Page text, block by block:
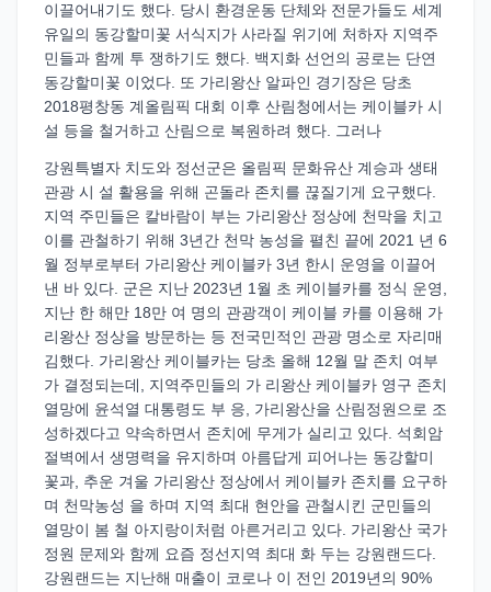
이끌어내기도 했다. 당시 환경운동 단체와 전문가들도 세계
유일의 동강할미꽃 서식지가 사라질 위기에 처하자 지역주
민들과 함께 투 쟁하기도 했다. 백지화 선언의 공로는 단연
동강할미꽃 이었다. 또 가리왕산 알파인 경기장은 당초
2018평창동 계올림픽 대회 이후 산림청에서는 케이블카 시
설 등을 철거하고 산림으로 복원하려 했다. 그러나
강원특별자 치도와 정선군은 올림픽 문화유산 계승과 생태
관광 시 설 활용을 위해 곤돌라 존치를 끊질기게 요구했다.
지역 주민들은 칼바람이 부는 가리왕산 정상에 천막을 치고
이를 관철하기 위해 3년간 천막 농성을 펼친 끝에 2021 년 6
월 정부로부터 가리왕산 케이블카 3년 한시 운영을 이끌어
낸 바 있다. 군은 지난 2023년 1월 초 케이블카를 정식 운영,
지난 한 해만 18만 여 명의 관광객이 케이블 카를 이용해 가
리왕산 정상을 방문하는 등 전국민적인 관광 명소로 자리매
김했다. 가리왕산 케이블카는 당초 올해 12월 말 존치 여부
가 결정되는데, 지역주민들의 가 리왕산 케이블카 영구 존치
열망에 윤석열 대통령도 부 응, 가리왕산을 산림정원으로 조
성하겠다고 약속하면서 존치에 무게가 실리고 있다. 석회암
절벽에서 생명력을 유지하며 아름답게 피어나는 동강할미
꽃과, 추운 겨울 가리왕산 정상에서 케이블카 존치를 요구하
며 천막농성 을 하며 지역 최대 현안을 관철시킨 군민들의
열망이 봄 철 아지랑이처럼 아른거리고 있다. 가리왕산 국가
정원 문제와 함께 요즘 정선지역 최대 화 두는 강원랜드다.
강원랜드는 지난해 매출이 코로나 이 전인 2019년의 90%